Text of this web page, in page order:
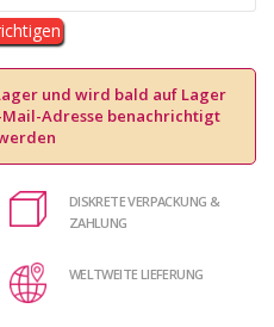
und wird bald auf Lager
Mail-Adresse benachrichtigt
DISKRETE VERPACKUNG &
ZAHLUNG
WELTWEITE LIEFERUNG